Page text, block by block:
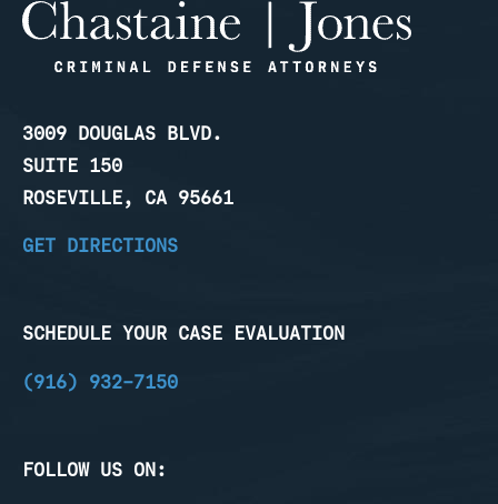
3009 DOUGLAS BLVD.
SUITE 150
ROSEVILLE, CA 95661
GET DIRECTIONS
SCHEDULE YOUR CASE EVALUATION
(916) 932-7150
FOLLOW US ON: